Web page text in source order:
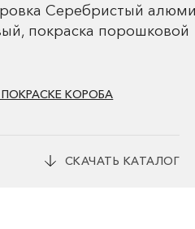
Серебристый
покраска порошковой
КОРОБА
СКАЧАТЬ КАТАЛОГ